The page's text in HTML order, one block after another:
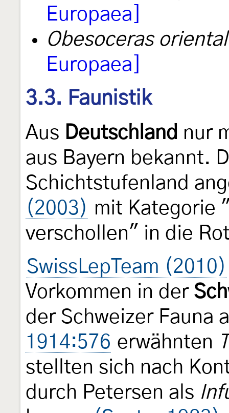
Europaea]
Obesoceras
Europaea]
3.3. Faunistik
Aus Deutschland nur
aus Bayern bekannt.
Schichtstufenland
(2003) mit Kategorie
verschollen" in die
SwissLepTeam (2010)
Vorkommen in der
der Schweizer Fauna
1914:576 erwähnten
stellten sich nach
durch Petersen als